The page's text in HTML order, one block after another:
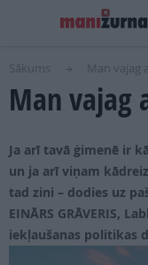
USER
ACCOUNT
MAIN
NAVIGATION
Sākums Man vajag
Man vajag
Ja arī tavā ģimenē ir
un ja arī viņam
tad zini – dodies uz
EINĀRS GRĀVERIS,
iekļaušanas politikas